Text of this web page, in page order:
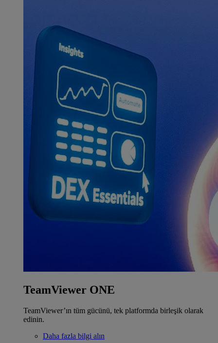
TeamViewer ONE
TeamViewer’ın tüm gücünü, tek platformda birleşik olarak
edinin.
Daha fazla bilgi alın